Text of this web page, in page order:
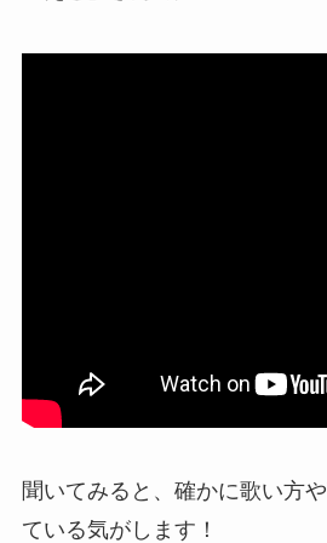
聞いてみると、確かに歌い方
ている気がします！